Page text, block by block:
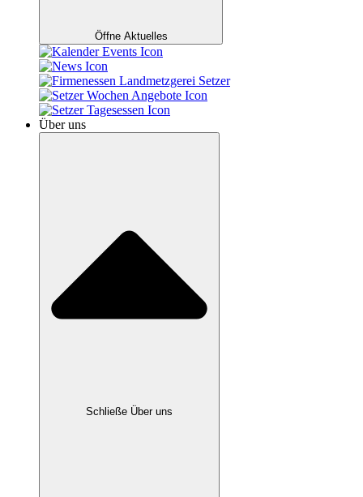
Öffne Aktuelles
Über uns
Schließe Über uns